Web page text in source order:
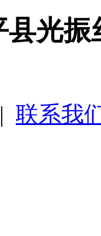
光
| 联系我